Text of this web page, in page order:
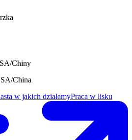
Chiny
China
w jakich działamyPraca w lisku